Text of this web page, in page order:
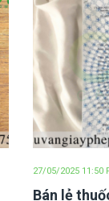
27/05/2025 11:50
Bán lẻ